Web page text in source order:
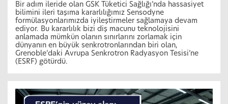
Bir adım ileride olan GSK Tüketici Sağlığı’nda hassasiyet
bilimini ileri taşıma kararlılığımız Sensodyne
formülasyonlarımızda iyileştirmeler sağlamaya devam
ediyor. Bu kararlılık bizi diş macunu teknolojisini
anlamada mümkün olanın sınırlarını zorlamak için
dünyanın en büyük senkrotronlarından biri olan,
Grenoble’daki Avrupa Senkrotron Radyasyon Tesisi’ne
(ESRF) götürdü.